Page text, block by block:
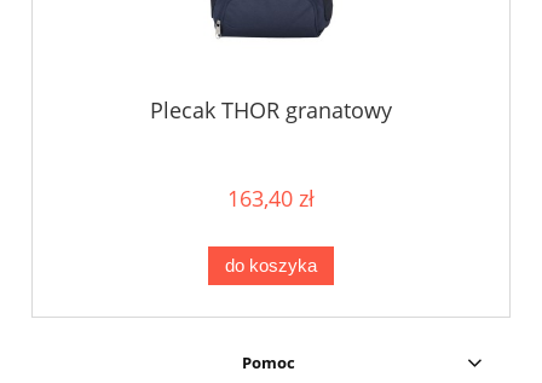
Plecak THOR granatowy
163,40 zł
do koszyka
Pomoc